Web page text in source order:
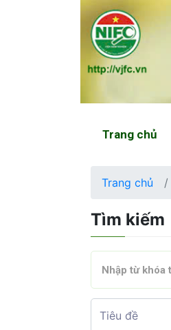
Trang chủ
Trang chủ
Tìm kiếm